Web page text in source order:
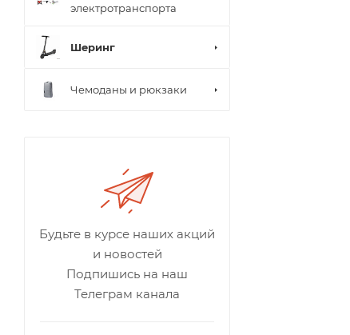
электротранспорта
Шеринг
Чемоданы и рюкзаки
Будьте в курсе наших акций
и новостей
Подпишись на наш
Телеграм канала